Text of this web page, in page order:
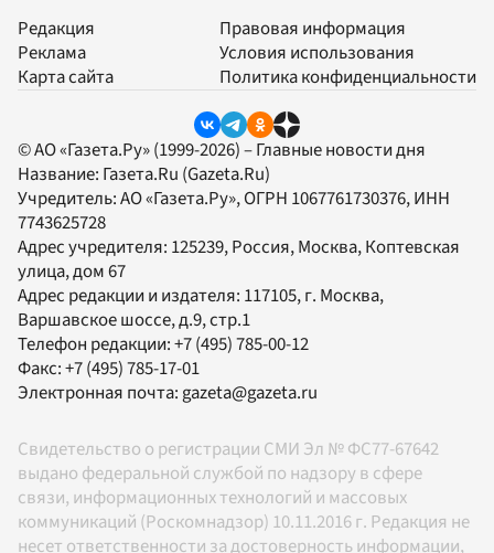
Редакция
Реклама
Карта сайта
Правовая информация
Условия использования
Политика конфиденциальности
© АО «Газета.Ру» (1999-2026) – Главные новости дня
Название: Газета.Ru (Gazeta.Ru)
Учредитель:АО «Газета.Ру», ОГРН 1067761730376, ИНН
7743625728
Адрес учредителя: 125239, Россия, Москва, Коптевская
улица, дом 67
Адрес редакции и издателя: 117105, г. Москва,
Варшавское шоссе, д.9, стр.1
Телефон редакции:+7 (495) 785-00-12
Факс:+7 (495) 785-17-01
Электронная почта: gazeta@gazeta.ru
Свидетельство о регистрации СМИ Эл № ФС77-67642
выдано федеральной службой по надзору в сфере
связи, информационных технологий и массовых
коммуникаций (Роскомнадзор) 10.11.2016 г. Редакция не
несет ответственности за достоверность информации,